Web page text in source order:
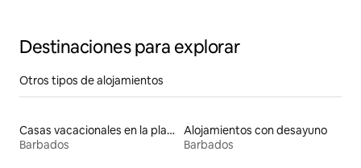
Destinaciones para explorar
Otros tipos de alojamientos
Casas vacacionales en la playa
Barbados
Alojamientos con desayuno
Barbados